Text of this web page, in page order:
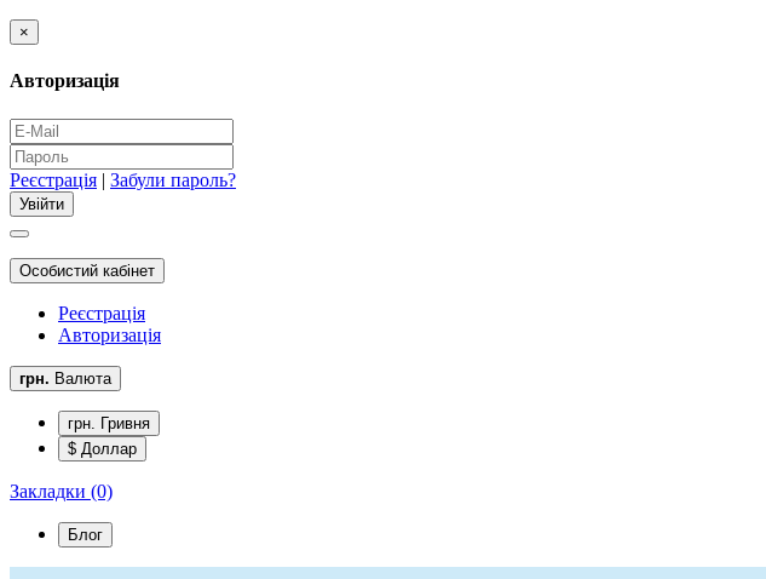
×
Авторизація
Реєстрація | Забули пароль?
Особистий кабінет
Реєстрація
Авторизація
грн. Валюта
грн. Гривня
$ Доллар
Закладки (0)
Блог